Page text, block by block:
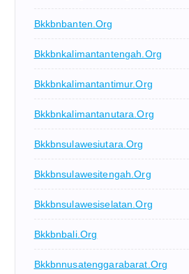
Bkkbnbanten.org
Bkkbnkalimantantengah.org
Bkkbnkalimantantimur.org
Bkkbnkalimantanutara.org
Bkkbnsulawesiutara.org
Bkkbnsulawesitengah.org
Bkkbnsulawesiselatan.org
Bkkbnbali.org
Bkkbnnusatenggarabarat.org